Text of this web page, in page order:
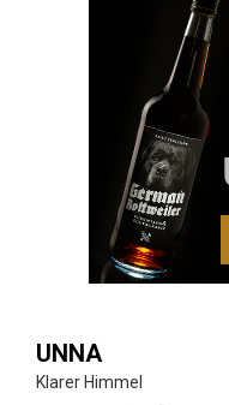
UNNA
Klarer Himmel